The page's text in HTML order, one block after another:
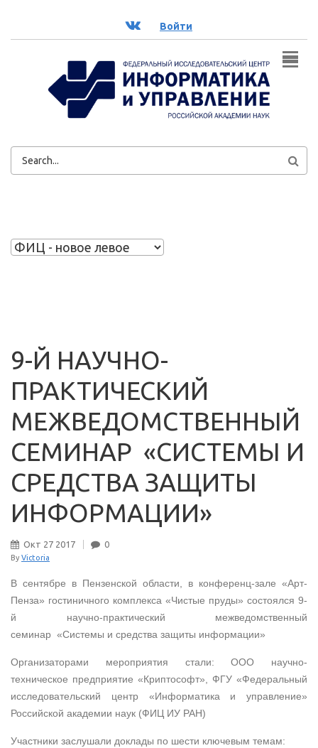
ВК Войти
ФОРМА
9-Й НАУЧНО-
ПРАКТИЧЕСКИЙ
МЕЖВЕДОМСТВЕННЫЙ
СЕМИНАР «СИСТЕМЫ И
СРЕДСТВА ЗАЩИТЫ
ИНФОРМАЦИИ»
Окт 27 2017 0
By Victoria
В сентябре в Пензенской области, в конференц-зале «Арт-
Пенза» гостиничного комплекса «Чистые пруды» состоялся 9-
й научно-практический межведомственный
семинар «Системы и средства защиты информации»
Организаторами мероприятия стали: ООО научно-
техническое предприятие «Криптософт», ФГУ «Федеральный
исследовательский центр «Информатика и управление»
Российской академии наук (ФИЦ ИУ РАН)
Участники заслушали доклады по шести ключевым темам: